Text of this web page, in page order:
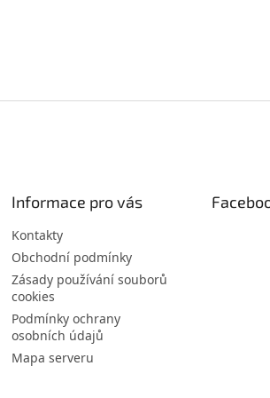
Informace pro vás
Kontakty
Obchodní podmínky
Zásady používání souborů
cookies
Podmínky ochrany
osobních údajů
Mapa serveru